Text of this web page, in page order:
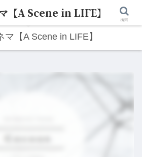
ら始まる。映画と写真と日々のこと。
マ【A Scene in LIFE】
【A Scene in LIFE】 検索